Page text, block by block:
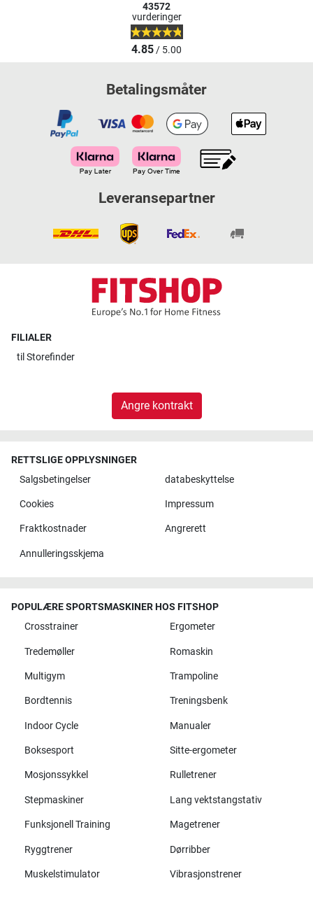
43572
vurderinger
4.85/ 5.00
Betalingsmåter
Leveransepartner
FILIALER
til Storefinder
Angre kontrakt
RETTSLIGE OPPLYSNINGER
Salgsbetingelser
databeskyttelse
Cookies Impressum
Fraktkostnader Angrerett
Annulleringsskjema
POPULÆRE SPORTSMASKINER HOS FITSHOP
Crosstrainer
Ergometer
Tredemøller Romaskin
Multigym Trampoline
Bordtennis Treningsbenk
Indoor Cycle Manualer
Boksesport Sitte-ergometer
Mosjonssykkel Rulletrener
Stepmaskiner Lang vektstangstativ
Funksjonell Training Magetrener
Ryggtrener Dørribber
Muskelstimulator Vibrasjonstrener